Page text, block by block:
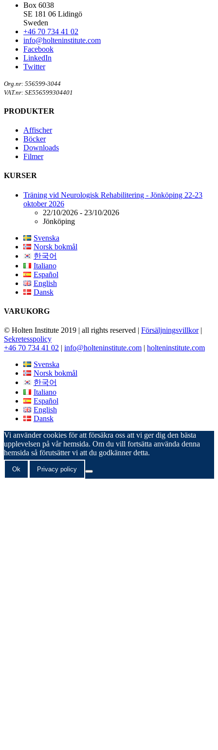
Box 6038
SE 181 06 Lidingö
Sweden
+46 70 734 41 02
info@holteninstitute.com
Facebook
LinkedIn
Twitter
Org.nr: 556599-3044
VAT.nr: SE556599304401
PRODUKTER
Affischer
Böcker
Downloads
Filmer
KURSER
Träning vid Neurologisk Rehabilitering - Jönköping 22-23
oktober 2026
22/10/2026 - 23/10/2026
Jönköping
Svenska
Norsk bokmål
한국어
Italiano
Español
English
Dansk
VARUKORG
© Holten Institute 2019 | all rights reserved | Försäljningsvillkor|
Sekretesspolicy
+46 70 734 41 02 | info@holteninstitute.com | holteninstitute.com
Svenska
Norsk bokmål
한국어
Italiano
Español
English
Dansk
Vi använder cookies för att försäkra oss att vi ger dig den bästa
upplevelsen på vår hemsida. Om du vill fortsätta använda denna
hemsida så förutsätter vi att du godkänner detta.
Ok Privacy policy